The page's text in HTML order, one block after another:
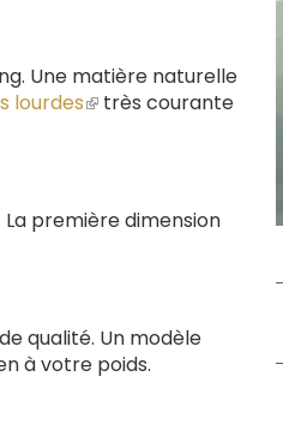
Une matière naturelle
lourdes(letrès courante
La première dimension
qualité. Un modèle
à votre poids.